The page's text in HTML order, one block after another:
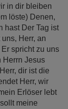
in dir bleiben
löste) Denen,
hast Der Tag ist
Herr, an
spricht zu uns
Herrn Jesus
dir ist die
Herr, wir
Erlöser lebt
meine